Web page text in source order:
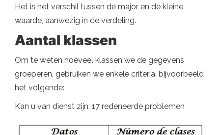
Het is het verschil tussen de major en de kleine
waarde, aanwezig in de verdeling.
Aantal klassen
Om te weten hoeveel klassen we de gegevens
groeperen, gebruiken we enkele criteria, bijvoorbeeld
het volgende:
Kan u van dienst zijn: 17 redeneerde problemen